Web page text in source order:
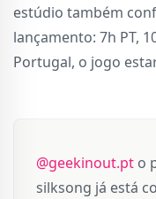
estúdio também
lançamento: 7h PT,
Portugal, o jogo
@geekinout.pt o
silksong já está